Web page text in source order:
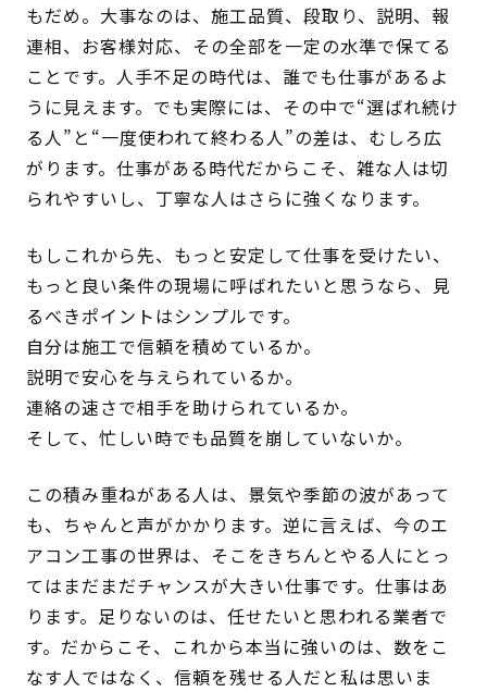
もだめ。大事なのは、施工品質、段取り、説明、報
連相、お客様対応、その全部を一定の水準で保てる
ことです。人手不足の時代は、誰でも仕事があるよ
うに見えます。でも実際には、その中で“選ばれ続け
る人”と“一度使われて終わる人”の差は、むしろ広
がります。仕事がある時代だからこそ、雑な人は切
られやすいし、丁寧な人はさらに強くなります。
もしこれから先、もっと安定して仕事を受けたい、
もっと良い条件の現場に呼ばれたいと思うなら、見
るべきポイントはシンプルです。
自分は施工で信頼を積めているか。
説明で安心を与えられているか。
連絡の速さで相手を助けられているか。
そして、忙しい時でも品質を崩していないか。
この積み重ねがある人は、景気や季節の波があって
も、ちゃんと声がかかります。逆に言えば、今のエ
アコン工事の世界は、そこをきちんとやる人にとっ
てはまだまだチャンスが大きい仕事です。仕事はあ
ります。足りないのは、任せたいと思われる業者で
す。だからこそ、これから本当に強いのは、数をこ
なす人ではなく、信頼を残せる人だと私は思いま